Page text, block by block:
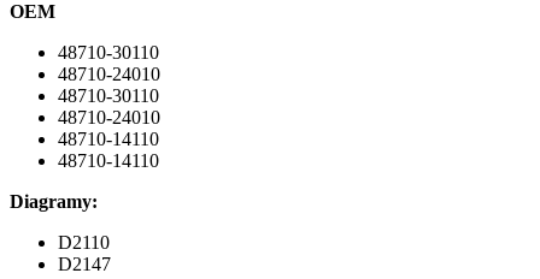
OEM
48710-30110
48710-24010
48710-30110
48710-24010
48710-14110
48710-14110
Diagramy:
D2110
D2147